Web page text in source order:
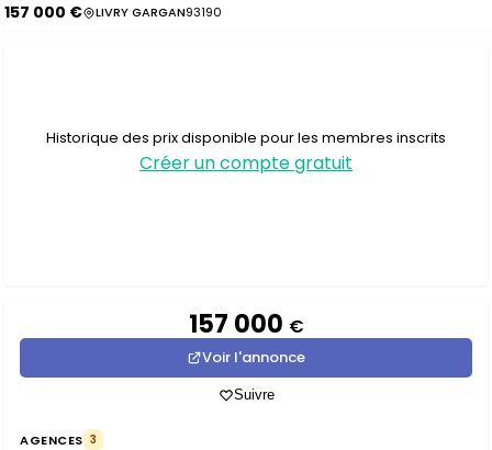
157 000 € LIVRY GARGAN93190
Historique des prix disponible pour les membres inscrits
Créer un compte gratuit
157 000 €
Voir l'annonce
Suivre
AGENCES 3